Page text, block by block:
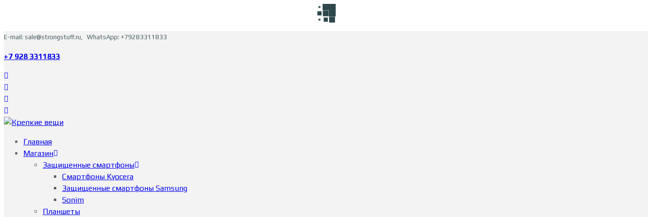
E-mail: sale@strongstuff.ru, WhatsApp: +79283311833
+7 928 3311833
Главная
Магазин
Защищенные смартфоны
Смартфоны Kyocera
Защищенные смартфоны Samsung
Sonim
Планшеты